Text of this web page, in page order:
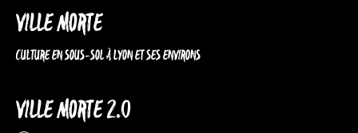
VILLE MORTE
CULTURE EN SOUS-SOL À LYON ET SES ENVIRONS
VILLE MORTE 2.0